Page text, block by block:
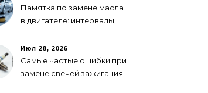
Памятка по замене масла
в двигателе: интервалы,
Июл 28, 2026
Самые частые ошибки при
замене свечей зажигания